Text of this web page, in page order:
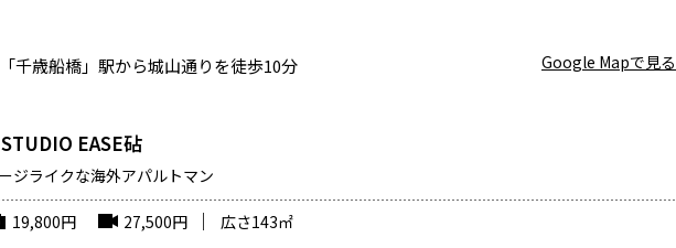
Google Mapで見る
千歳船橋」駅から城山通りを徒歩10分
EASE砧
ジライクな海外アパルトマン
19,800円 27,500円 広さ143㎡